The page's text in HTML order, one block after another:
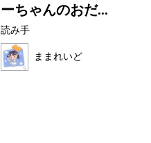
ーちゃんのおだ...
読み手
ままれいど